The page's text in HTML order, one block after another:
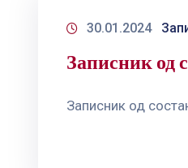
30.01.2024
Записник од
Записник од